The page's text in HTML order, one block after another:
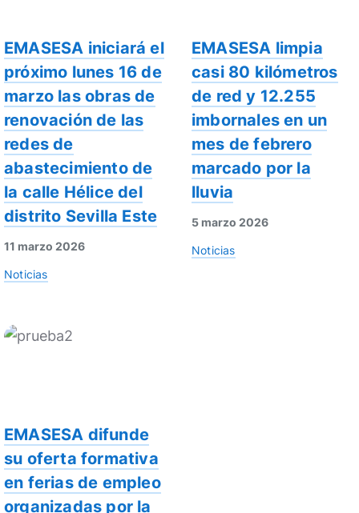
EMASESA iniciará el
próximo lunes 16 de
marzo las obras de
renovación de las
redes de
abastecimiento de
la calle Hélice del
distrito Sevilla Este
11 marzo 2026
Noticias
EMASESA limpia
casi 80 kilómetros
de red y 12.255
imbornales en un
mes de febrero
marcado por la
lluvia
5 marzo 2026
Noticias
EMASESA difunde
su oferta formativa
en ferias de empleo
organizadas por la